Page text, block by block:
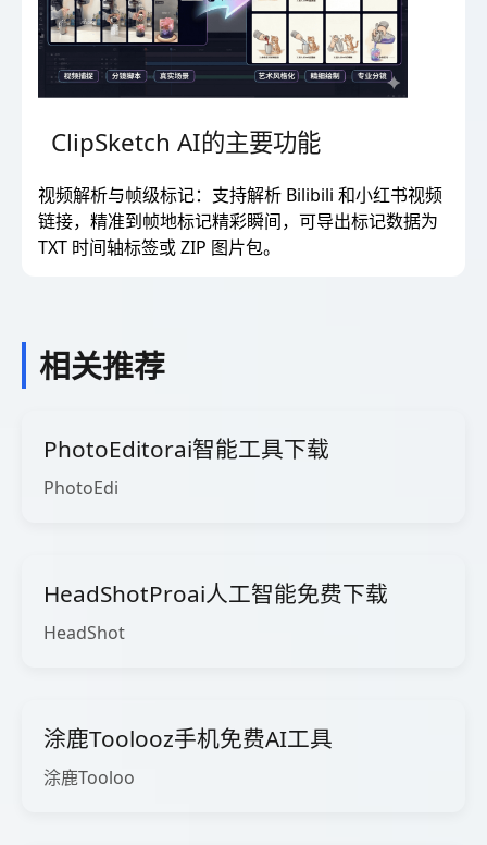
ClipSketch AI的主要功能
视频解析与帧级标记：支持解析 Bilibili 和小红书视频
链接，精准到帧地标记精彩瞬间，可导出标记数据为
TXT 时间轴标签或 ZIP 图片包。
相关推荐
PhotoEditorai智能工具下载
PhotoEdi
HeadShotProai人工智能免费下载
HeadShot
涂鹿Toolooz手机免费AI工具
涂鹿Tooloo